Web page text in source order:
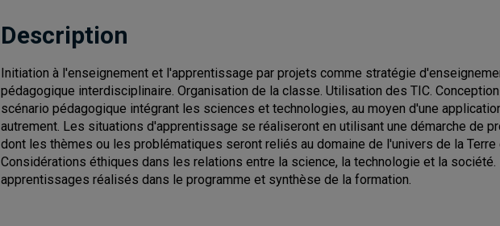
Description
Initiation à l'enseignement et l'apprentissage par projets comme stratégie
pédagogique interdisciplinaire. Organisation de la classe. Utilisation des TIC.
scénario pédagogique intégrant les sciences et technologies, au moyen d'une
autrement. Les situations d'apprentissage se réaliseront en utilisant une démarche de
dont les thèmes ou les problématiques seront reliés au domaine de l'univers de la Terre
Considérations éthiques dans les relations entre la science, la technologie et la société.
apprentissages réalisés dans le programme et synthèse de la formation.